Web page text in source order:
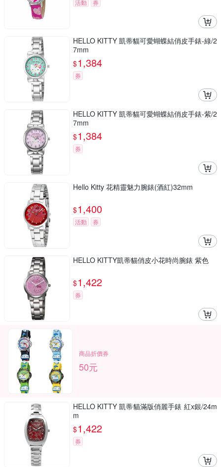
活動 券
HELLO KITTY 凱蒂貓可愛蝴蝶結俏皮手錶-綠/2
7mm
$1,384
券
HELLO KITTY 凱蒂貓可愛蝴蝶結俏皮手錶-紫/2
7mm
$1,384
券
Hello Kitty 花精靈魅力腕錶(酒紅)32mm
$1,400
活動 券
HELLO KITTY凱蒂貓俏皮小花時尚腕錶 紫色
$1,422
券
商品折價券
50元
HELLO KITTY 凱蒂貓滿版俏麗手錶 紅x銀/24m
m
$1,422
券